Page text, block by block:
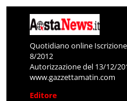
Quotidiano online
8/2012
Autorizzazione del 13/12/
www.gazzettamatin.com
Editore